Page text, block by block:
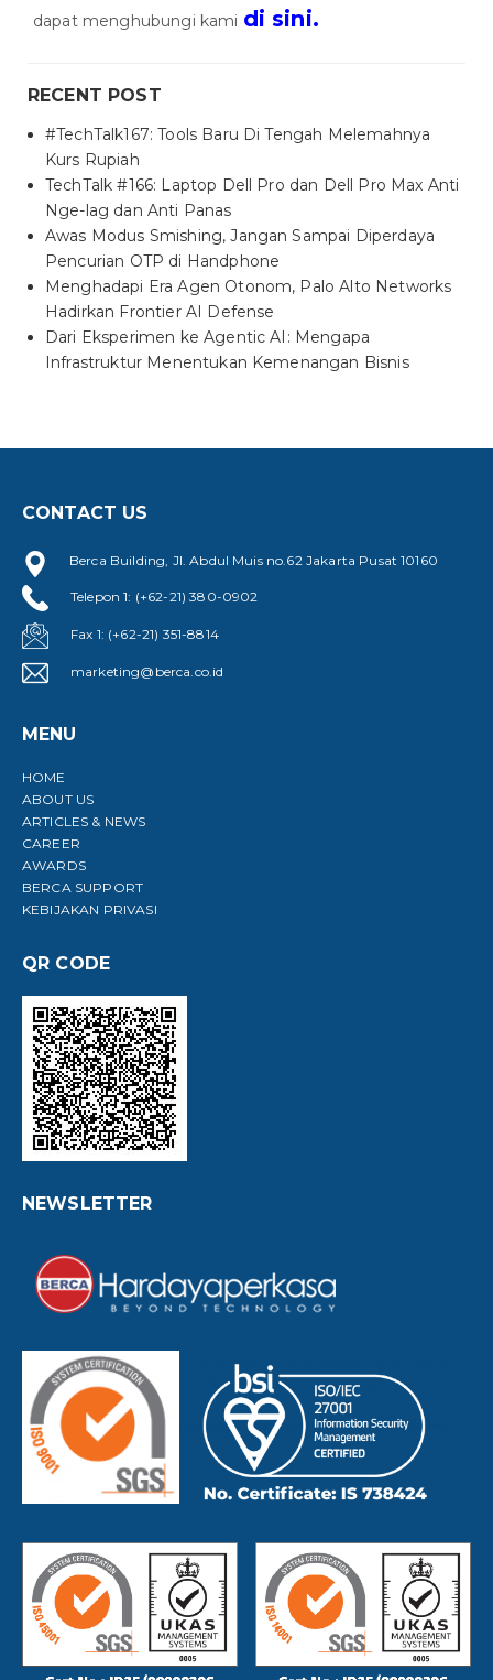
dapat menghubungi kami di sini.
RECENT POST
#TechTalk167: Tools Baru Di Tengah Melemahnya
Kurs Rupiah
TechTalk #166: Laptop Dell Pro dan Dell Pro Max Anti
Nge-lag dan Anti Panas
Awas Modus Smishing, Jangan Sampai Diperdaya
Pencurian OTP di Handphone
Menghadapi Era Agen Otonom, Palo Alto Networks
Hadirkan Frontier AI Defense
Dari Eksperimen ke Agentic AI: Mengapa
Infrastruktur Menentukan Kemenangan Bisnis
CONTACT US
Berca Building, Jl. Abdul Muis no.62 Jakarta Pusat 10160
Telepon 1: (+62-21) 380-0902
Fax 1: (+62-21) 351-8814
marketing@berca.co.id
MENU
HOME
ABOUT US
ARTICLES & NEWS
CAREER
AWARDS
BERCA SUPPORT
KEBIJAKAN PRIVASI
QR CODE
NEWSLETTER